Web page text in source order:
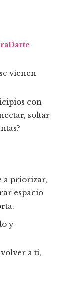
vienen
con
soltar
a priorizar,
espacio
y
a ti,